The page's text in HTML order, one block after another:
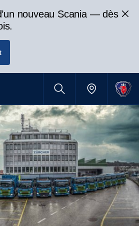
nouveau Scania — dès